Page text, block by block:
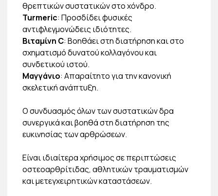
θρεπτικών συστατικών στο χόνδρο.
Turmeric: Προσδίδει φυσικές
αντιφλεγμονώδεις ιδιότητες.
Βιταμίνη C: Βοηθάει στη διατήρηση και στο
σχηματισμό δυνατού κολλαγόνου και
συνδετικού ιστού.
Μαγγάνιο: Απαραίτητο για την κανονική
σκελετική ανάπτυξη.
Ο συνδυασμός όλων των συστατικών δρα
συνεργικά και βοηθά στη διατήρηση της
ευκινησίας των αρθρώσεων.
Είναι ιδιαίτερα χρήσιμος σε περιπτώσεις
οστεοαρθρίτιδας, αθλητικών τραυματισμών
και μετεγχειρητικών καταστάσεων.